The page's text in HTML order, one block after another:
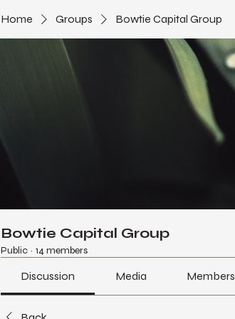
Home Groups Bowtie Capital Group
Bowtie Capital Group
Public · 14 members
Discussion Media Members